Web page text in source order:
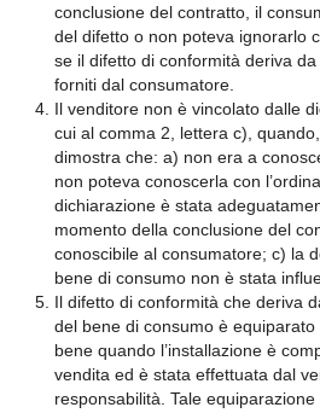
conclusione del contratto, il
del difetto o non poteva ignorarlo
se il difetto di conformità deriva
forniti dal consumatore.
Il venditore non è vincolato dalle
cui al comma 2, lettera c),
dimostra che: a) non era a
non poteva conoscerla con
dichiarazione è stata
momento della conclusione del
conoscibile al consumatore; c) la
bene di consumo non è stata
Il difetto di conformità che deriva
del bene di consumo è
bene quando l’installazione è
vendita ed è stata effettuata dal
responsabilità. Tale